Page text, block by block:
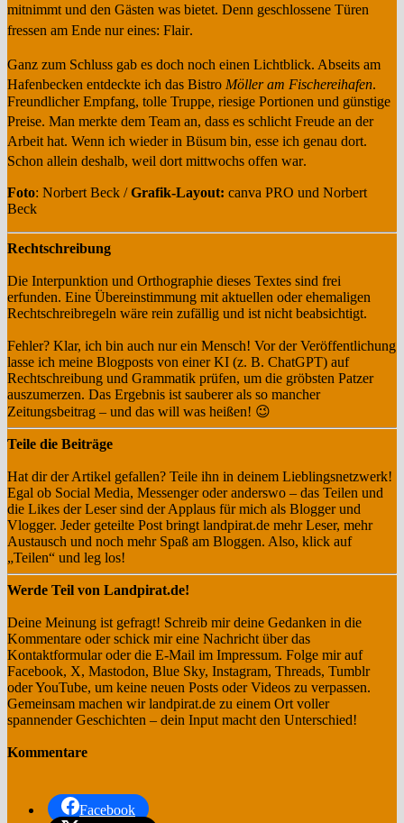
mitnimmt und den Gästen was bietet. Denn geschlossene Türen
fressen am Ende nur eines: Flair.
Ganz zum Schluss gab es doch noch einen Lichtblick. Abseits am
Hafenbecken entdeckte ich das Bistro Möller am Fischereihafen.
Freundlicher Empfang, tolle Truppe, riesige Portionen und günstige
Preise. Man merkte dem Team an, dass es schlicht Freude an der
Arbeit hat. Wenn ich wieder in Büsum bin, esse ich genau dort.
Schon allein deshalb, weil dort mittwochs offen war.
Foto: Norbert Beck /Grafik-Layout: canva PRO und Norbert
Beck
Rechtschreibung
Die Interpunktion und Orthographie dieses Textes sind frei
erfunden. Eine Übereinstimmung mit aktuellen oder ehemaligen
Rechtschreibregeln wäre rein zufällig und ist nicht beabsichtigt.
Fehler? Klar, ich bin auch nur ein Mensch! Vor der Veröffentlichung
lasse ich meine Blogposts von einer KI (z. B. ChatGPT) auf
Rechtschreibung und Grammatik prüfen, um die gröbsten Patzer
auszumerzen. Das Ergebnis ist sauberer als so mancher
Zeitungsbeitrag – und das will was heißen! 😉
Teile die Beiträge
Hat dir der Artikel gefallen? Teile ihn in deinem Lieblingsnetzwerk!
Egal ob Social Media, Messenger oder anderswo – das Teilen und
die Likes der Leser sind der Applaus für mich als Blogger und
Vlogger. Jeder geteilte Post bringt landpirat.de mehr Leser, mehr
Austausch und noch mehr Spaß am Bloggen. Also, klick auf
„Teilen“ und leg los!
Werde Teil von Landpirat.de!
Deine Meinung ist gefragt! Schreib mir deine Gedanken in die
Kommentare oder schick mir eine Nachricht über das
Kontaktformular oder die E-Mail im Impressum. Folge mir auf
Facebook, X, Mastodon, Blue Sky, Instagram, Threads, Tumblr
oder YouTube, um keine neuen Posts oder Videos zu verpassen.
Gemeinsam machen wir landpirat.de zu einem Ort voller
spannender Geschichten – dein Input macht den Unterschied!
Kommentare
Facebook